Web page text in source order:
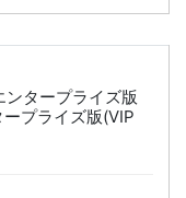
タープライズ版
プライズ版(VIP